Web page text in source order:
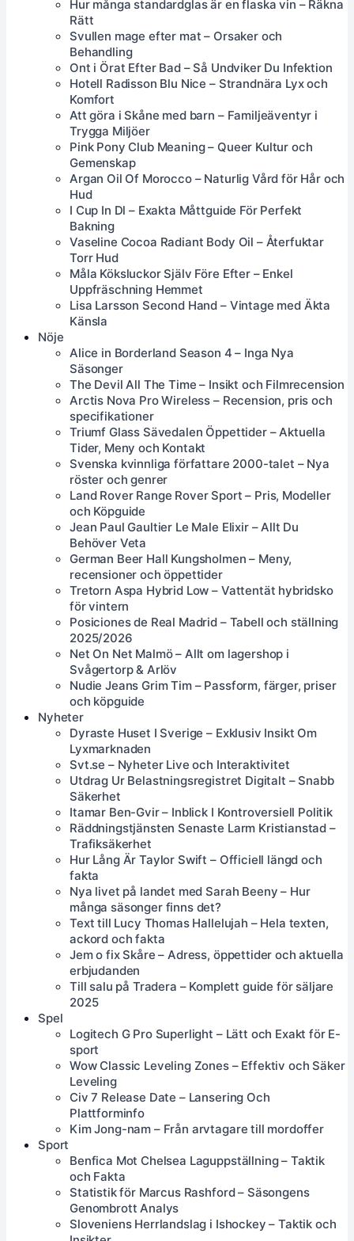
Hur många standardglas är en flaska vin – Räkna
Rätt
Svullen mage efter mat – Orsaker och
Behandling
Ont i Örat Efter Bad – Så Undviker Du Infektion
Hotell Radisson Blu Nice – Strandnära Lyx och
Komfort
Att göra i Skåne med barn – Familjeäventyr i
Trygga Miljöer
Pink Pony Club Meaning – Queer Kultur och
Gemenskap
Argan Oil Of Morocco – Naturlig Vård för Hår och
Hud
I Cup In Dl – Exakta Måttguide För Perfekt
Bakning
Vaseline Cocoa Radiant Body Oil – Återfuktar
Torr Hud
Måla Köksluckor Själv Före Efter – Enkel
Uppfräschning Hemmet
Lisa Larsson Second Hand – Vintage med Äkta
Känsla
Nöje
Alice in Borderland Season 4 – Inga Nya
Säsonger
The Devil All The Time – Insikt och Filmrecension
Arctis Nova Pro Wireless – Recension, pris och
specifikationer
Triumf Glass Sävedalen Öppettider – Aktuella
Tider, Meny och Kontakt
Svenska kvinnliga författare 2000-talet – Nya
röster och genrer
Land Rover Range Rover Sport – Pris, Modeller
och Köpguide
Jean Paul Gaultier Le Male Elixir – Allt Du
Behöver Veta
German Beer Hall Kungsholmen – Meny,
recensioner och öppettider
Tretorn Aspa Hybrid Low – Vattentät hybridsko
för vintern
Posiciones de Real Madrid – Tabell och ställning
2025/2026
Net On Net Malmö – Allt om lagershop i
Svågertorp & Arlöv
Nudie Jeans Grim Tim – Passform, färger, priser
och köpguide
Nyheter
Dyraste Huset I Sverige – Exklusiv Insikt Om
Lyxmarknaden
Svt.se – Nyheter Live och Interaktivitet
Utdrag Ur Belastningsregistret Digitalt – Snabb
Säkerhet
Itamar Ben-Gvir – Inblick I Kontroversiell Politik
Räddningstjänsten Senaste Larm Kristianstad –
Trafiksäkerhet
Hur Lång Är Taylor Swift – Officiell längd och
fakta
Nya livet på landet med Sarah Beeny – Hur
många säsonger finns det?
Text till Lucy Thomas Hallelujah – Hela texten,
ackord och fakta
Jem o fix Skåre – Adress, öppettider och aktuella
erbjudanden
Till salu på Tradera – Komplett guide för säljare
2025
Spel
Logitech G Pro Superlight – Lätt och Exakt för E-
sport
Wow Classic Leveling Zones – Effektiv och Säker
Leveling
Civ 7 Release Date – Lansering Och
Plattforminfo
Kim Jong-nam – Från arvtagare till mordoffer
Sport
Benfica Mot Chelsea Laguppställning – Taktik
och Fakta
Statistik för Marcus Rashford – Säsongens
Genombrott Analys
Sloveniens Herrlandslag i Ishockey – Taktik och